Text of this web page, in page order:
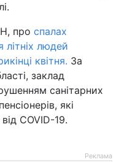
про спалах
літніх людей
квітня. За
заклад
санітарних
які
COVID-19.
Реклама